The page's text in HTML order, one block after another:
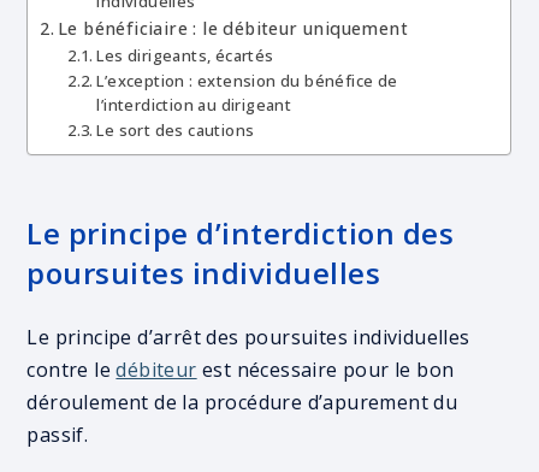
Le bénéficiaire : le débiteur uniquement
Les dirigeants, écartés
L’exception : extension du bénéfice de
l’interdiction au dirigeant
Le sort des cautions
Le principe d’interdiction des
poursuites individuelles
Le principe d’arrêt des poursuites individuelles
contre ledébiteur est nécessaire pour le bon
déroulement de la procédure d’apurement du
passif.